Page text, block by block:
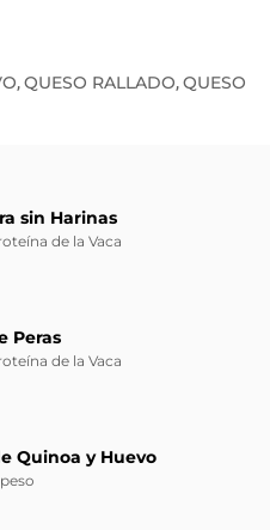
,QUESO RALLADO,QUESO
sin Harinas
de la Vaca
Peras
de la Vaca
Quinoa y Huevo